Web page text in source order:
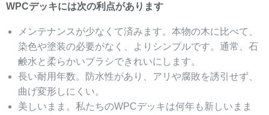
WPCデッキには次の利点があります
メンテナンスが少なくて済みます。本物の木に比べて、
染色や塗装の必要がなく、よりシンプルです。通常、石
鹸水と柔らかいブラシできれいにします。
長い耐用年数。防水性があり、アリや腐敗を誘引せず、
曲げ変形しにくい。
美しいまま。私たちのWPCデッキは何年も新しいまま